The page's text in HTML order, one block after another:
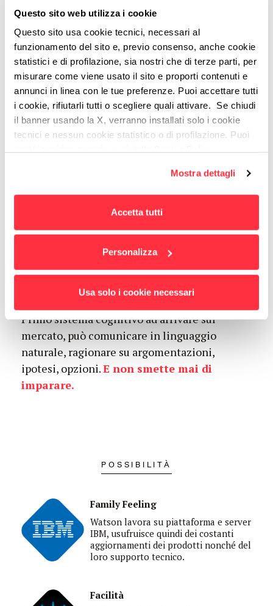
Questo sito web utilizza i cookie
Questo sito usa cookie tecnici, necessari al
funzionamento del sito e, previo consenso, anche cookie
statistici e di profilazione, sia nostri che di terze parti, per
misurare come viene usato il sito e proporti contenuti e
annunci in linea con le tue preferenze. Puoi accettare tutti
i cookie, rifiutarli tutti o scegliere quali attivare. Se chiudi
il banner usando la X, verranno installati solo i cookie
tecnici e nessun cookie statistico o di profilazione. Puoi
Mostra dettagli
Accetta tutti
Personalizza
Usa solo i cookie necessari
ragazzi (vittime, bulli o
testimoni) e gli adulti
(insegnanti e genitori).
IBM Watson può essere utile
anche alla tua azienda
a 44mila miliardi di gigabyte. L’80% sono di
tipo non strutturato: dalle immagini ai suoni,
fino agli stati emozionali delle persone.
IBM Watson è in grado di interpretarli
Primo sistema cognitivo ad arrivare sul
mercato, può comunicare in linguaggio
naturale, ragionare su argomentazioni,
ipotesi, opzioni.E non smette mai di
imparare.
POSSIBILITÀ
Family Feeling
Watson lavora su piattaforma e server
IBM, usufruisce quindi dei costanti
aggiornamenti dei prodottinonché del
loro supporto tecnico.
Facilità